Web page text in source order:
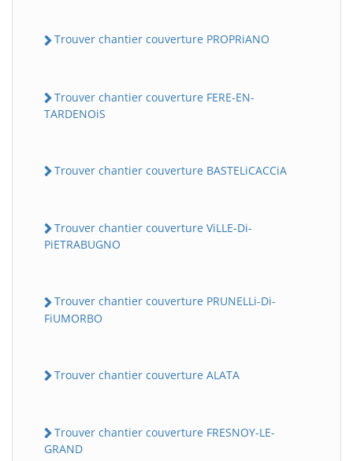
Trouver chantier couverture PROPRiANO
Trouver chantier couverture FERE-EN-
TARDENOiS
Trouver chantier couverture BASTELiCACCiA
Trouver chantier couverture ViLLE-Di-
PiETRABUGNO
Trouver chantier couverture PRUNELLi-Di-
FiUMORBO
Trouver chantier couverture ALATA
Trouver chantier couverture FRESNOY-LE-
GRAND